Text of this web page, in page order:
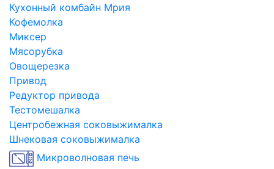
Кухонный комбайн Мрия
Кофемолка
Миксер
Мясорубка
Овощерезка
Привод
Редуктор привода
Тестомешалка
Центробежная соковыжималка
Шнековая соковыжималка
Микроволновая печь